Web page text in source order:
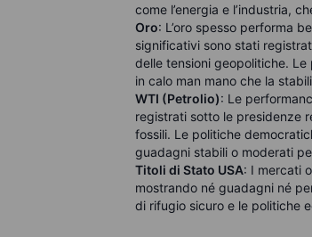
come l’energia e l’industria,
Oro: L’oro spesso performa
significativi sono stati
delle tensioni geopolitiche.
in calo man mano che la
WTI (Petrolio): Le
registrati sotto le presidenze
fossili. Le politiche
guadagni stabili o moderati
Titoli di Stato USA: I mercati
mostrando né guadagni né
di rifugio sicuro e le politiche